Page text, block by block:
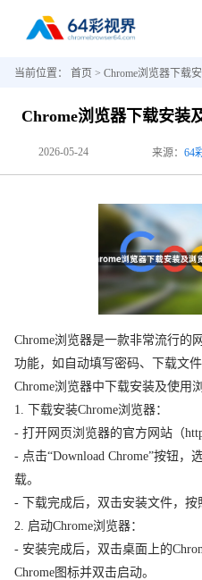
当前位置： 首页 > Chrome浏览器下载
2026-05-24 来源： 64
Chrome浏览器是一款非常流行的
功能，如自动填写密码、下载文
Chrome浏览器中下载安装及使用
1. 下载安装Chrome浏览器：
- 打开网页浏览器的官方网站（
- 点击“Download Chrome”按钮
载。
- 下载完成后，双击安装文件，按
2. 启动Chrome浏览器：
- 安装完成后，双击桌面上的
Chrome图标并双击启动。